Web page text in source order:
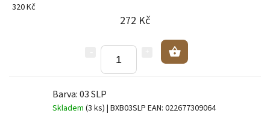
320 Kč
272 Kč
Barva: 03 SLP
Skladem (3 ks) | BXB03SLP EAN: 022677309064